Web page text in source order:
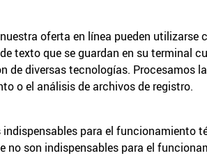
oferta en línea pueden utilizarse
texto que se guardan en su terminal
de diversas tecnologías. Procesamos
o el análisis de archivos de registro.
para el funcionamiento
no son indispensables para el